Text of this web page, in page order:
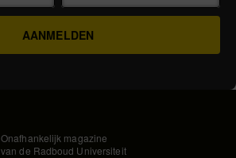
Onafhankelijk magazine
van de Radboud Universiteit